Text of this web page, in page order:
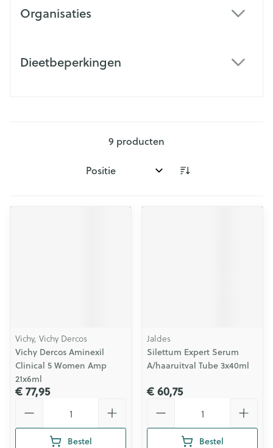
Organisaties
Dieetbeperkingen
9 producten
Sorteer op:
Vichy, Vichy Dercos
Vichy Dercos Aminexil
Clinical 5 Women Amp
21x6ml
€ 77,95
Bestel
Jaldes
Silettum Expert Serum
A/haaruitval Tube 3x40ml
€ 60,75
Bestel